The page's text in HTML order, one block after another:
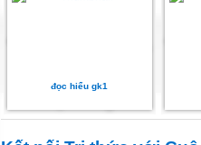
đọc hiểu gk1